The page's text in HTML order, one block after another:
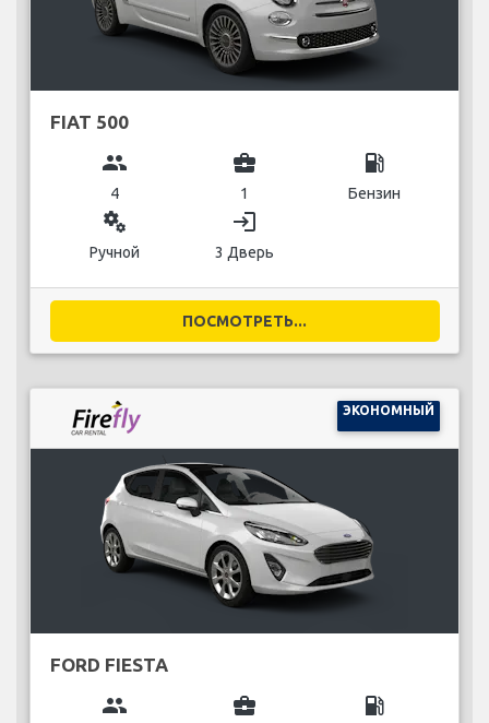
FIAT 500
group
4
business_center
1
local_gas_station
Бензин
miscellaneous_services
Ручной
login
3 Дверь
ПОСМОТРЕТЬ...
ЭКОНОМНЫЙ
FORD FIESTA
group business_center local_gas_station